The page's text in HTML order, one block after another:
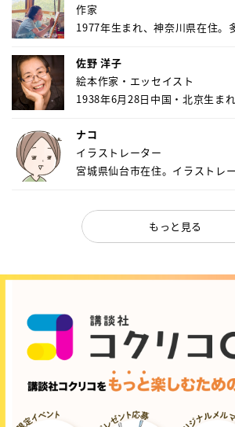
作家
1977年生まれ、神奈川県在住。
佐野 洋子
絵本作家・エッセイスト
1938年6月28日中国・北京生ま
ナコ
イラストレーター
宮城県仙台市在住。イラストレ
もっと見る